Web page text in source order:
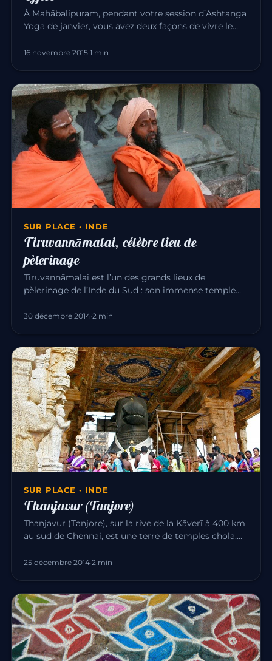
À Mahābalipuram, pendant votre session d’Ashtanga
Yoga de janvier, vous avez deux façons de vivre le
16 novembre 2015·1 min
SUR PLACE · INDE
Tiruvannāmalai, célèbre lieu de
pèlerinage
Tiruvannāmalai est l’un des grands lieux de
pèlerinage de l’Inde du Sud : son immense temple
30 décembre 2014·2 min
SUR PLACE · INDE
Thanjavur (Tanjore)
Thanjavur (Tanjore), sur la rive de la Kāverī à 400 km
au sud de Chennai, est une terre de temples chola.
25 décembre 2014·2 min